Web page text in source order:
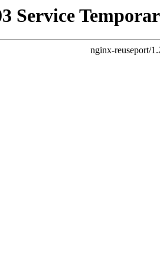
Service
nginx-reuseport/